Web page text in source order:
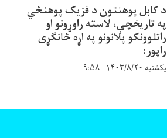
د کابل پوهنتون د فزیک پوهنځي
په تاریخچې، لاسته راوړونو او
راتلوونکو پلانونو په اړه ځانګړی
راپور:
یکشنبه ۱۴۰۳/۸/۲۰ - ۹:۵۸